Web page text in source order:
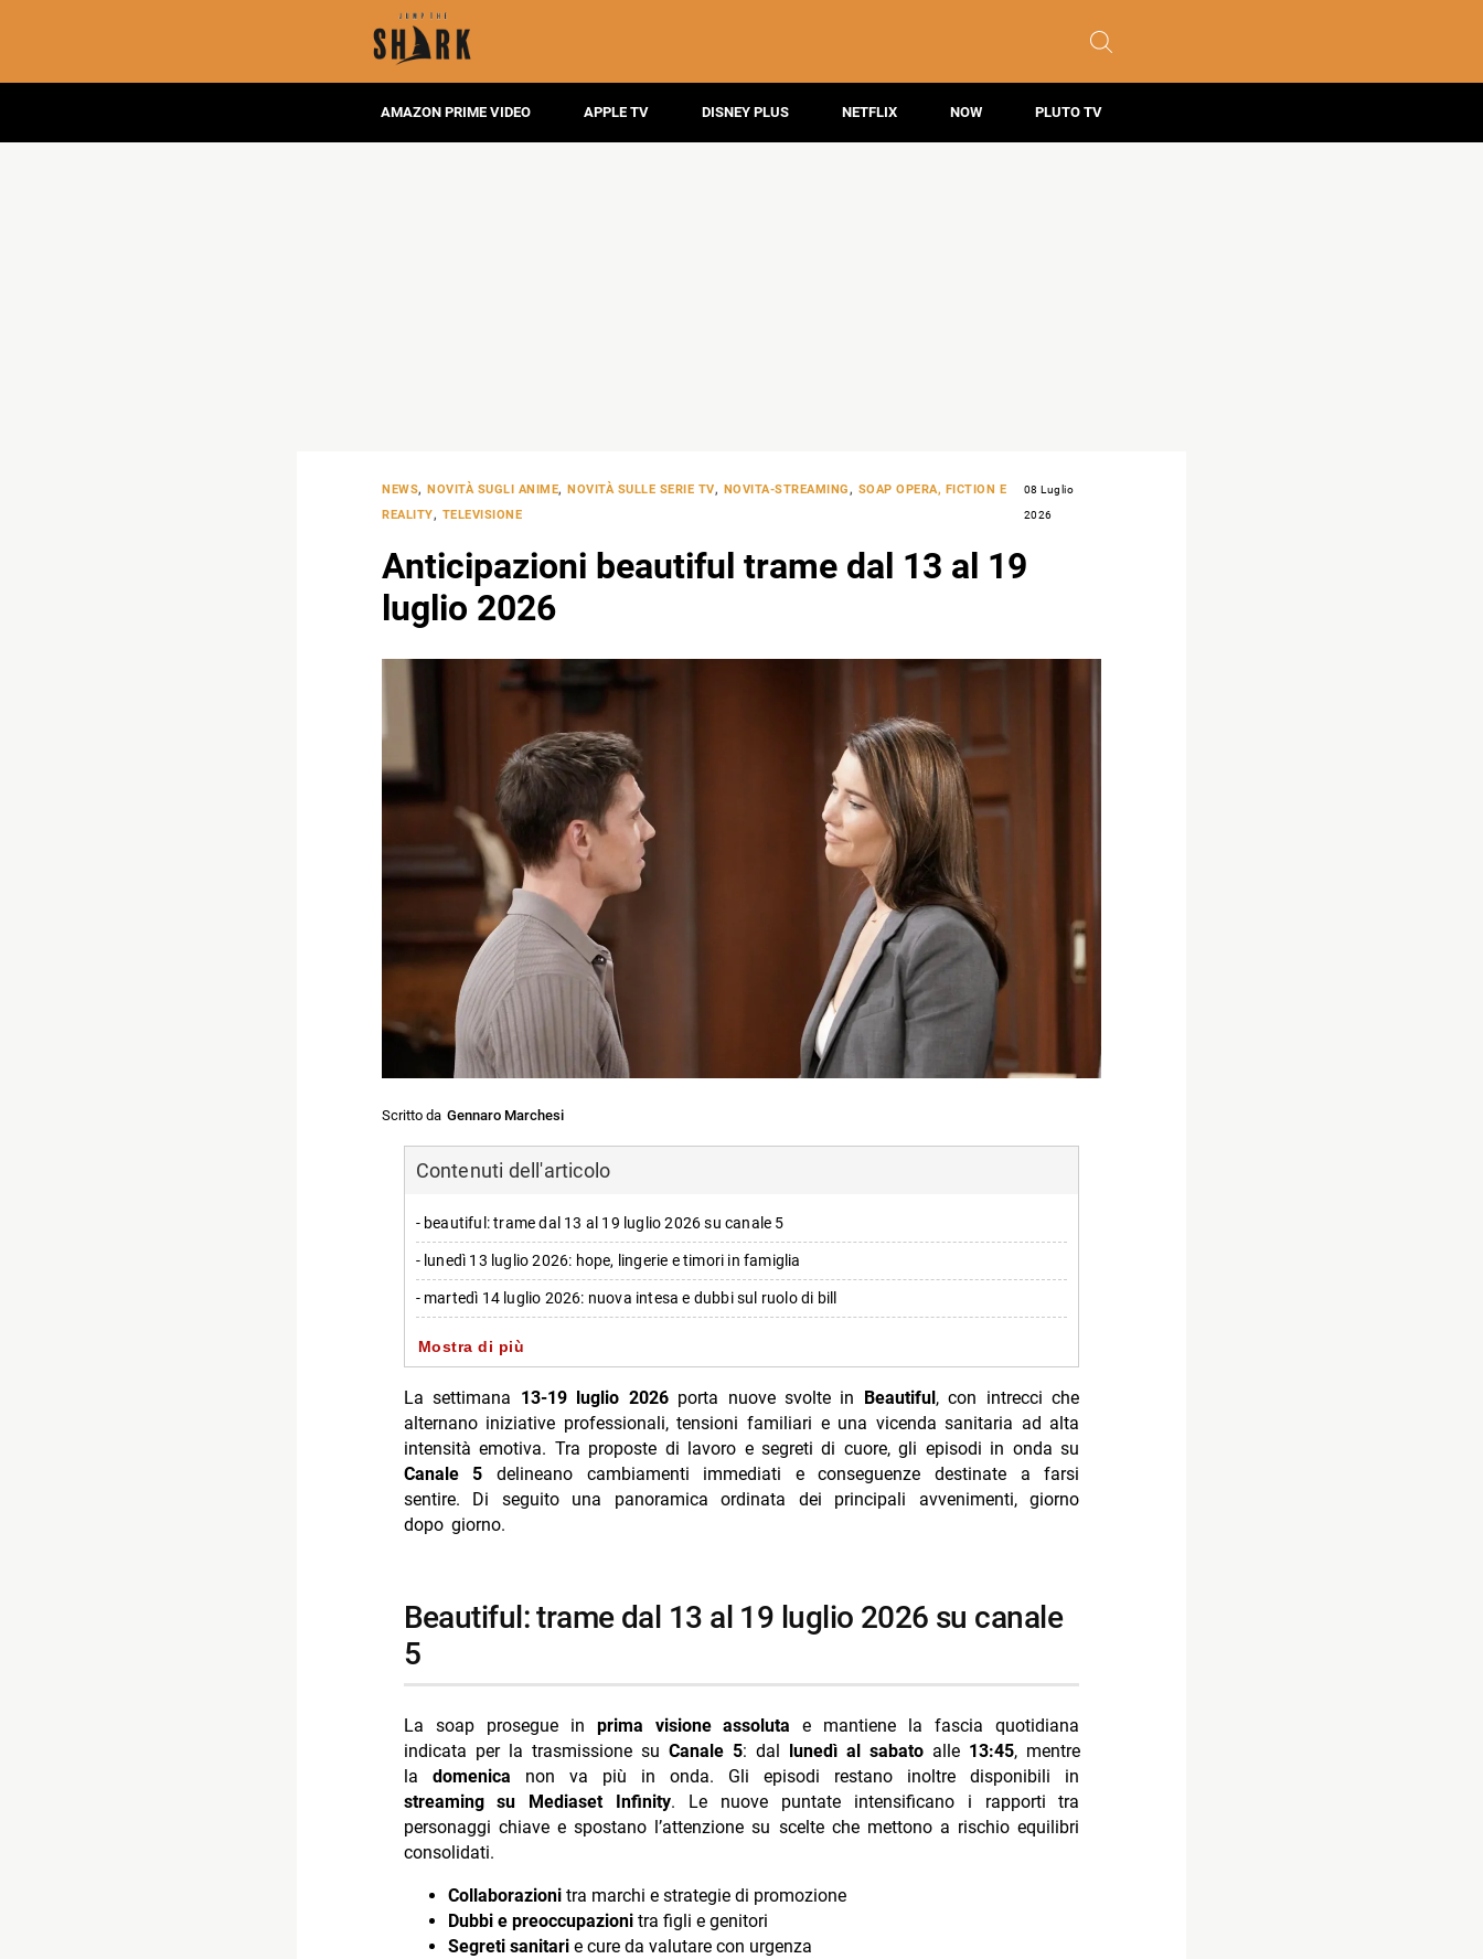
AMAZON PRIME VIDEO APPLE TV DISNEY PLUS NETFLIX NOW PLUTO TV
NEWS, NOVITÀ SUGLI ANIME, NOVITÀ SULLE SERIE TV, NOVITA-STREAMING, SOAP OPERA, FICTION E
REALITY, TELEVISIONE
08 Luglio
2026
Anticipazioni beautiful trame dal 13 al 19
luglio 2026
Scritto da Gennaro Marchesi
Contenuti dell'articolo
- beautiful: trame dal 13 al 19 luglio 2026 su canale 5
- lunedì 13 luglio 2026: hope, lingerie e timori in famiglia
- martedì 14 luglio 2026: nuova intesa e dubbi sul ruolo di bill
- mercoledì 15 luglio 2026: taylor, ridge e la richiesta del segreto
- giovedì 16 luglio 2026: nuove visite e promessa a steffy e thomas
- venerdì 17 luglio 2026: appuntamento con grace buckingham e dialoghi familiari
- sabato 18 luglio 2026: incontro medico, serenità tra brooke e steffy
- domenica 19 luglio 2026: anticipazioni in attesa
-- Scopri di più da Jump the shark
- Cash or Trash oggi Nove 8 agosto puntata
Mostra di più
La settimana 13-19 luglio 2026porta nuove svolte in Beautiful , con intrecci che
alternano iniziative professionali, tensioni familiari e una vicenda sanitaria ad alta
intensità emotiva. Tra proposte di lavoro e segreti di cuore, gli episodi in onda su
Canale 5 delineano cambiamenti immediati e conseguenze destinate a farsi
sentire. Di seguito una panoramica ordinata dei principali avvenimenti, giorno
dopo giorno.
beautiful: trame dal 13 al 19 luglio 2026 su canale
5
La soap prosegue in prima visione assoluta e mantiene la fascia quotidiana
indicata per la trasmissione su Canale 5: dal lunedì al sabatoalle 13:45, mentre
la domenica non va più in onda. Gli episodi restano inoltre disponibili in
streaming su Mediaset Infinity. Le nuove puntate intensificano i rapporti tra
personaggi chiave e spostano l’attenzione su scelte che mettono a rischio equilibri
consolidati.
Collaborazionitra marchi e strategie di promozione
Dubbi e preoccupazionitra figli e genitori
Segreti sanitarie cure da valutare con urgenza